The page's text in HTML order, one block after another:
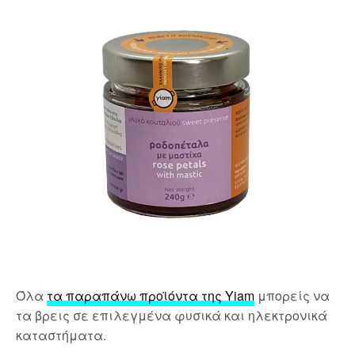
Όλα τα παραπάνω προϊόντα της Yiam μπορείς να
τα βρεις σε επιλεγμένα φυσικά και ηλεκτρονικά
καταστήματα.